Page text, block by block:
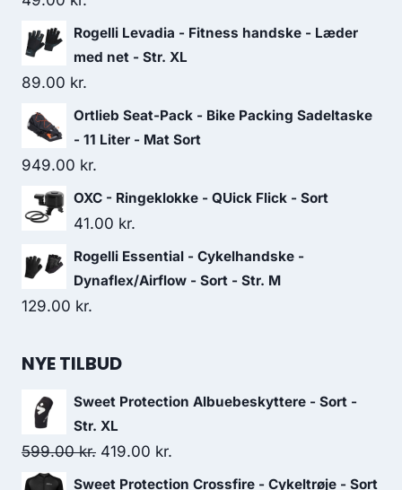
Rogelli Levadia - Fitness handske - Læder
med net - Str. XL
89.00 kr.
Ortlieb Seat-Pack - Bike Packing Sadeltaske
- 11 Liter - Mat Sort
949.00 kr.
OXC - Ringeklokke - QUick Flick - Sort
41.00 kr.
Rogelli Essential - Cykelhandske -
Dynaflex/Airflow - Sort - Str. M
129.00 kr.
NYE TILBUD
Sweet Protection Albuebeskyttere - Sort -
Str. XL
599.00kr. Original
price
419.00 kr.
price
Sweet Protection Crossfire - Cykeltrøje - Sort